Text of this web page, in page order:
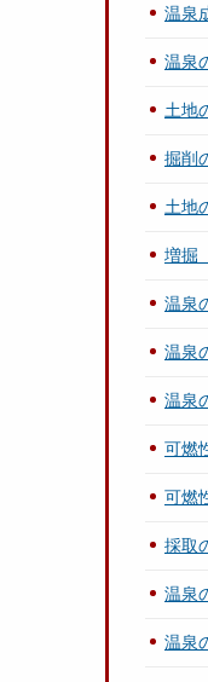
温泉
温泉
土地
掘削
土地
増掘
温泉
温泉
温泉
可燃
可燃
採取
温泉
温泉